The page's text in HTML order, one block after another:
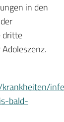
in den
dritte
bald-